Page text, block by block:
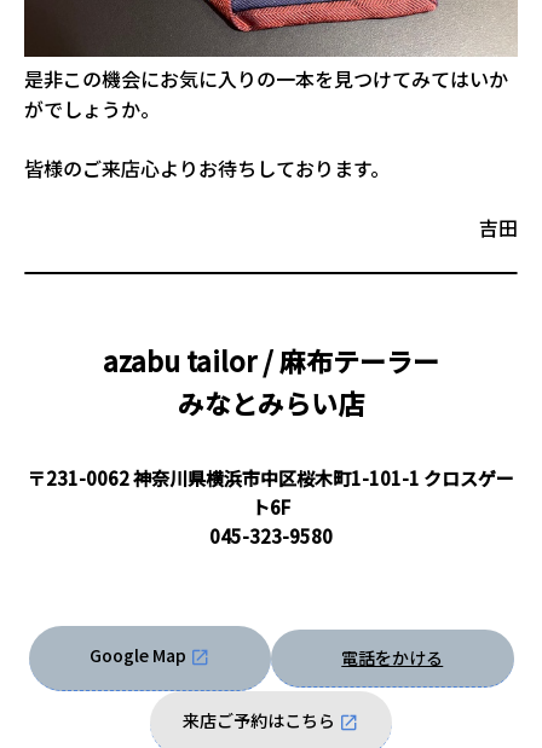
是非この機会にお気に入りの一本を見つけてみてはいか
がでしょうか。
皆様のご来店心よりお待ちしております。
吉田
azabu tailor / 麻布テーラー
みなとみらい店
〒231-0062 神奈川県横浜市中区桜木町1-101-1 クロスゲー
ト6F
045-323-9580
Google Map 電話をかける
来店ご予約はこちら